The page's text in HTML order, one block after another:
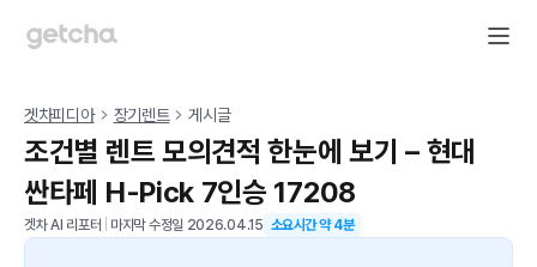
겟차피디아 장기렌트 게시글
조건별 렌트 모의견적 한눈에 보기 – 현대
싼타페 H-Pick 7인승 17208
겟차 AI 리포터 마지막 수정일 2026.04.15 소요시간 약4분